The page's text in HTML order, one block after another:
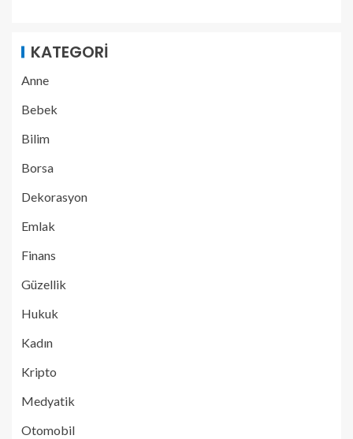
KATEGORI
Anne
Bebek
Bilim
Borsa
Dekorasyon
Emlak
Finans
Güzellik
Hukuk
Kadın
Kripto
Medyatik
Otomobil